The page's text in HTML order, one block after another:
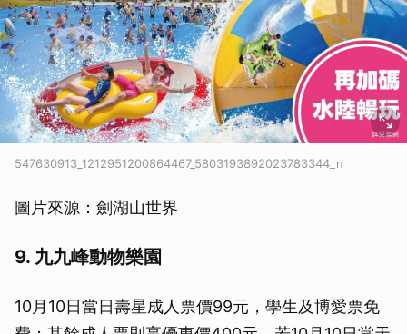
547630913_1212951200864467_5803193892023783344_n
圖片來源：劍湖山世界
9. 九九峰動物樂園
10月10日當日壽星成人票價99元，學生及博愛票免